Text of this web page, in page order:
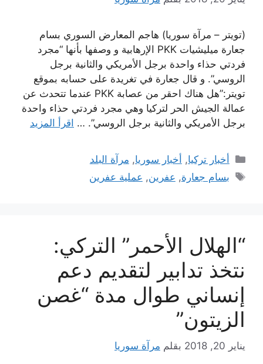
(تويتر – مرآة سوريا) هاجم المعارض السوري بسام
جعارة ميليشيات PKK الإرهابية و وصفها بأنها “مجرد
فردتي حذاء واحدة برجل الأمريكي والثانية برجل
الروسي”. و قال جعارة في تغريدة على حسابه بموقع
تويتر:”هل هناك احقر من عصابة PKK عندما تتحدث عن
عمالة الجيش الحر لتركيا وهي مجرد فردتي حذاء واحدة
برجل الأمريكي والثانية برجل الروسي”. … اقرأ المزيد
التصنيفات
أخبار تركيا, أخبار سوريا, مرآة البلد
الوسوم
بسام جعارة, عفرين, عملية عفرين
“الهلال الأحمر” التركي:
نتخذ تدابير لتقديم دعم
إنساني طوال مدة “غصن
الزيتون”
يناير 20, 2018 بقلم مرآة سوريا